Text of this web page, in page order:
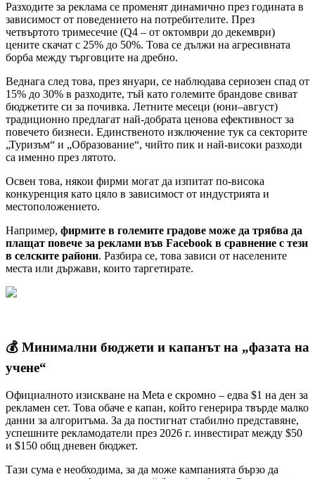
Разходите за реклама се променят динамично през годината в
зависимост от поведението на потребителите. През
четвъртото тримесечие (Q4 – от октомври до декември)
цените скачат с 25% до 50%. Това се дължи на агресивната
борба между търговците на дребно.
Веднага след това, през януари, се наблюдава сериозен спад от
15% до 30% в разходите, тъй като големите брандове свиват
бюджетите си за почивка. Летните месеци (юни–август)
традиционно предлагат най-добрата ценова ефективност за
повечето бизнеси. Единственото изключение тук са секторите
„Туризъм“ и „Образование“, чийто пик и най-високи разходи
са именно през лятото.
Освен това, някои фирми могат да изпитат по-висока
конкуренция като цяло в зависимост от индустрията и
местоположението.
Например, фирмите в големите градове може да трябва да
плащат повече за реклами във Facebook в сравнение с тези
в селските райони. Разбира се, това зависи от населените
места или държави, които таргетирате.
💰 Минимални бюджети и капанът на „фазата на
учене“
Официалното изискване на Meta е скромно – едва $1 на ден за
рекламен сет. Това обаче е капан, който генерира твърде малко
данни за алгоритъма. За да постигнат стабилно представяне,
успешните рекламодатели през 2026 г. инвестират между $50
и $150 общ дневен бюджет.
Тази сума е необходима, за да може кампанията бързо да